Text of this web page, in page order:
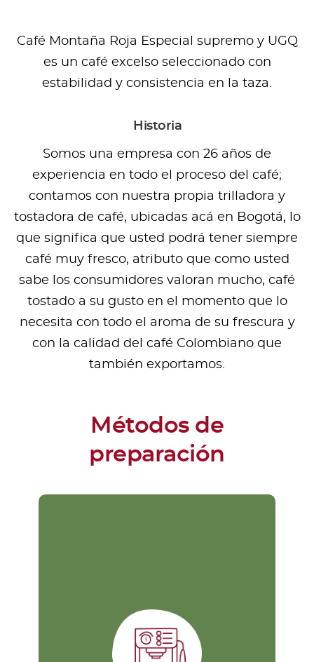
Café Montaña Roja Especial supremo y UGQ
es un café excelso seleccionado con
estabilidad y consistencia en la taza.
Historia
Somos una empresa con 26 años de
experiencia en todo el proceso del café;
contamos con nuestra propia trilladora y
tostadora de café, ubicadas acá en Bogotá, lo
que significa que usted podrá tener siempre
café muy fresco, atributo que como usted
sabe los consumidores valoran mucho, café
tostado a su gusto en el momento que lo
necesita con todo el aroma de su frescura y
con la calidad del café Colombiano que
también exportamos.
Métodos de
preparación
Máquina Expresso
Este método es uno de los más
complejos, pero proporciona el
café más personalizado y por esa